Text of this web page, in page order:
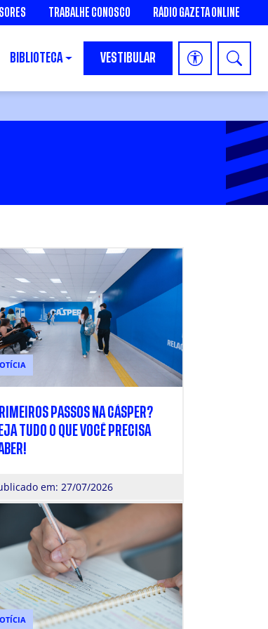
TRABALHE CONOSCO RÁDIO GAZETA ONLINE
BIBLIOTECA VESTIBULAR
PASSOS NA CÁSPER?
TUDO O QUE VOCÊ PRECISA
em: 27/07/2026